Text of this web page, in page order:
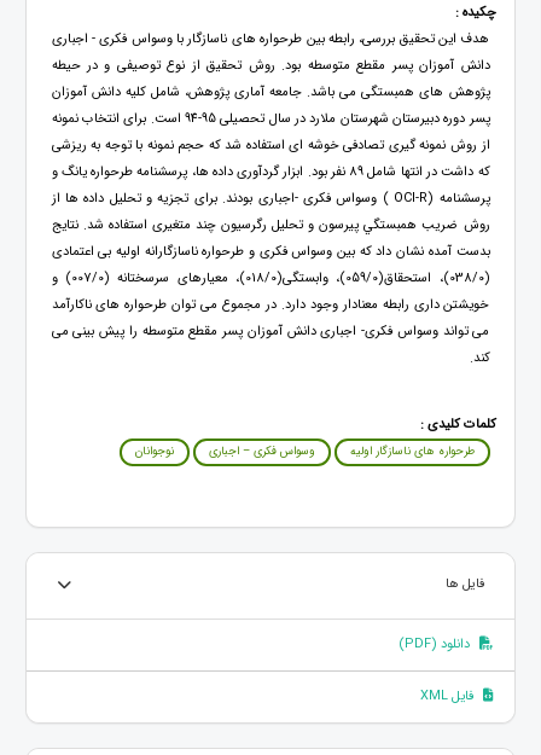
چکیده :
هدف این تحقیق بررسی، رابطه بین طرحواره های ناسازگار با وسواس فکری - اجباری
دانش آموزان پسر مقطع متوسطه بود. روش تحقیق از نوع توصیفی و در حیطه
پژوهش های همبستگی می باشد. جامعه آماری پژوهش، شامل کلیه دانش آموزان
پسر دوره دبیرستان شهرستان ملارد در سال تحصیلی 95-94 است. برای انتخاب نمونه
از روش نمونه گیری تصادفی خوشه ای استفاده شد که حجم نمونه با توجه به ریزشی
که داشت در انتها شامل 89 نفر بود. ابزار گردآوری داده ها، پرسشنامه طرحواره يانگ و
پرسشنامه (OCI-R ) وسواس فکری -اجباری بودند. برای تجزیه و تحلیل داده ها از
روش ضريب همبستگي پيرسون و تحليل رگرسيون چند متغيری استفاده شد. نتایج
بدست آمده نشان داد که بین وسواس فکری و طرحواره ناسازگارانه اولیه بی اعتمادی
(038/0)، استحقاق(059/0)، وابستگی(018/0)، معیارهای سرسختانه (007/0) و
خویشتن داری رابطه معنادار وجود دارد. در مجموع می توان طرحواره های ناکارآمد
می تواند وسواس فکری- اجباری دانش آموزان پسر مقطع متوسطه را پیش بینی می
کند.
کلمات کلیدی :
طرحواره های ناسازگار اولیه وسواس فکری – اجباری نوجوانان
فایل ها
دانلود (PDF)
فایل XML